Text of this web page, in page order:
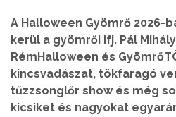
A Halloween Gyömrő 2026-
kerül a gyömrői Ifj. Pál
RémHalloween és
kincsvadászat, tökfaragó
tűzzsonglőr show és még
kicsiket és nagyokat